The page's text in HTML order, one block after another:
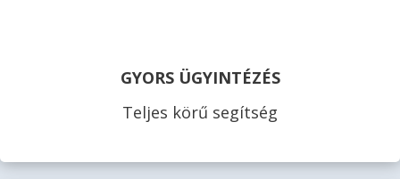
GYORS ÜGYINTÉZÉS
Teljes körű segítség